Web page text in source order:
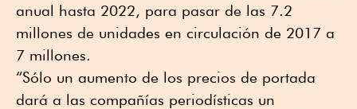
anual hasta 2022, para pasar de las 7.2
millones de unidades en circulación de 2017 a
7 millones.
“Sólo un aumento de los precios de portada
dará a las compañías periodísticas un